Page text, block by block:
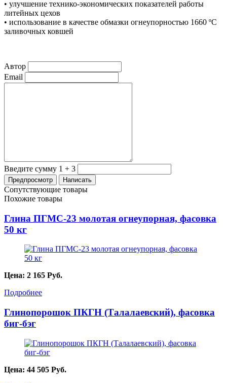
• улучшение технико-экономических показателей работы
литейных цехов
• использование в качестве обмазки огнеупорностью 1660 ºC
заливочных ковшей
Автор
Email
Введите сумму 1 + 3
Сопутствующие товары
Похожие товары
Глина ПГМС-23 молотая огнеупорная, фасовка
50 кг
Цена: 2 165 Руб.
Подробнее
Глинопорошок ПКГН (Талалаевский), фасовка
биг-бэг
Цена: 44 505 Руб.